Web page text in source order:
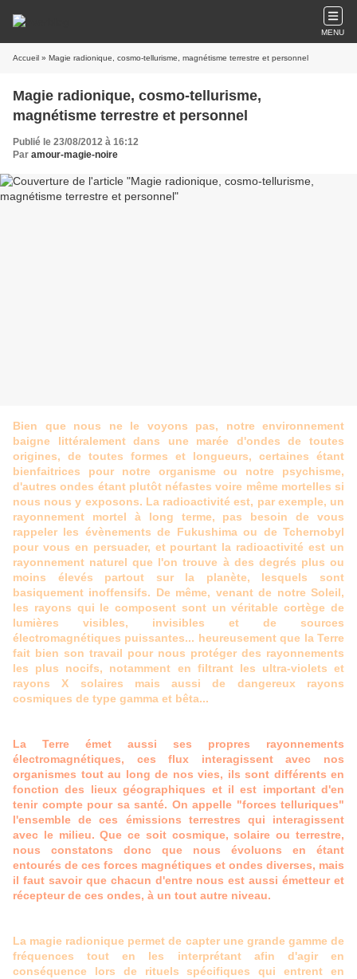
MENU
Accueil » Magie radionique, cosmo-tellurisme, magnétisme terrestre et personnel
Magie radionique, cosmo-tellurisme,
magnétisme terrestre et personnel
Publié le 23/08/2012 à 16:12
Par amour-magie-noire
Bien que nous ne le voyons pas, notre environnement
baigne littéralement dans une marée d'ondes de toutes
origines, de toutes formes et longueurs, certaines étant
bienfaitrices pour notre organisme ou notre psychisme,
d'autres ondes étant plutôt néfastes voire même mortelles si
nous nous y exposons. La radioactivité est, par exemple, un
rayonnement mortel à long terme, pas besoin de vous
rappeler les évènements de Fukushima ou de Tchernobyl
pour vous en persuader, et pourtant la radioactivité est un
rayonnement naturel que l'on trouve à des degrés plus ou
moins élevés partout sur la planète, lesquels sont
basiquement inoffensifs. De même, venant de notre Soleil,
les rayons qui le composent sont un véritable cortège de
lumières visibles, invisibles et de sources
électromagnétiques puissantes... heureusement que la Terre
fait bien son travail pour nous protéger des rayonnements
les plus nocifs, notamment en filtrant les ultra-violets et
rayons X solaires mais aussi de dangereux rayons
cosmiques de type gamma et bêta...
La Terre émet aussi ses propres rayonnements
électromagnétiques, ces flux interagissent avec nos
organismes tout au long de nos vies, ils sont différents en
fonction des lieux géographiques et il est important d'en
tenir compte pour sa santé. On appelle "forces telluriques"
l'ensemble de ces émissions terrestres qui interagissent
avec le milieu. Que ce soit cosmique, solaire ou terrestre,
nous constatons donc que nous évoluons en étant
entourés de ces forces magnétiques et ondes diverses, mais
il faut savoir que chacun d'entre nous est aussi émetteur et
récepteur de ces ondes, à un tout autre niveau.
La magie radionique permet de capter une grande gamme de
fréquences tout en les interprétant afin d'agir en
conséquence lors de rituels spécifiques qui entrent en